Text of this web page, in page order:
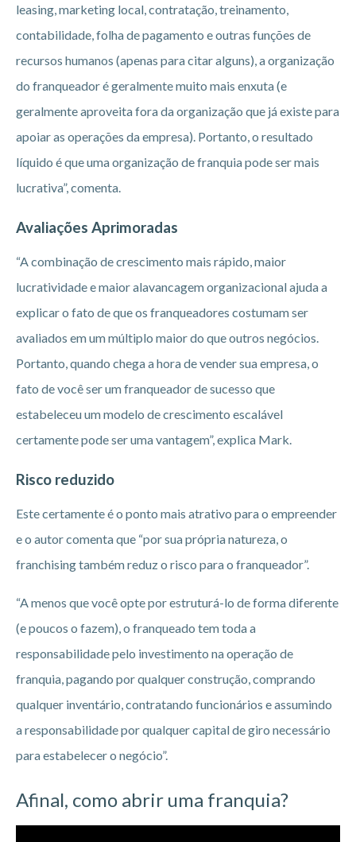
leasing, marketing local, contratação, treinamento,
contabilidade, folha de pagamento e outras funções de
recursos humanos (apenas para citar alguns), a organização
do franqueador é geralmente muito mais enxuta (e
geralmente aproveita fora da organização que já existe para
apoiar as operações da empresa). Portanto, o resultado
líquido é que uma organização de franquia pode ser mais
lucrativa”, comenta.
Avaliações Aprimoradas
“A combinação de crescimento mais rápido, maior
lucratividade e maior alavancagem organizacional ajuda a
explicar o fato de que os franqueadores costumam ser
avaliados em um múltiplo maior do que outros negócios.
Portanto, quando chega a hora de vender sua empresa, o
fato de você ser um franqueador de sucesso que
estabeleceu um modelo de crescimento escalável
certamente pode ser uma vantagem”, explica Mark.
Risco reduzido
Este certamente é o ponto mais atrativo para o empreender
e o autor comenta que “por sua própria natureza, o
franchising também reduz o risco para o franqueador”.
“A menos que você opte por estruturá-lo de forma diferente
(e poucos o fazem), o franqueado tem toda a
responsabilidade pelo investimento na operação de
franquia, pagando por qualquer construção, comprando
qualquer inventário, contratando funcionários e assumindo
a responsabilidade por qualquer capital de giro necessário
para estabelecer o negócio”.
Afinal, como abrir uma franquia?